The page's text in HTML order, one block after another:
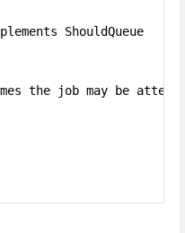
ShouldQueue
the job may be